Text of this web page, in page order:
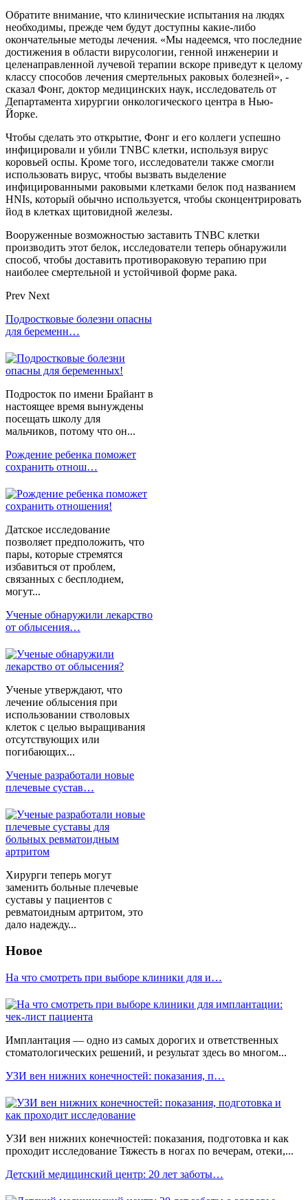
Обратите внимание, что клинические испытания на людях
необходимы, прежде чем будут доступны какие-либо
окончательные методы лечения. «Мы надеемся, что последние
достижения в области вирусологии, генной инженерии и
целенаправленной лучевой терапии вскоре приведут к целому
классу способов лечения смертельных раковых болезней», -
сказал Фонг, доктор медицинских наук, исследователь от
Департамента хирургии онкологического центра в Нью-
Йорке.
Чтобы сделать это открытие, Фонг и его коллеги успешно
инфицировали и убили TNBC клетки, используя вирус
коровьей оспы. Кроме того, исследователи также смогли
использовать вирус, чтобы вызвать выделение
инфицированными раковыми клетками белок под названием
HNIs, который обычно используется, чтобы сконцентрировать
йод в клетках щитовидной железы.
Вооруженные возможностью заставить TNBC клетки
производить этот белок, исследователи теперь обнаружили
способ, чтобы доставить противораковую терапию при
наиболее смертельной и устойчивой форме рака.
Prev Next
Подростковые болезни опасны
для беременн…
Подросток по имени Брайант в
настоящее время вынуждены
посещать школу для
мальчиков, потому что он...
Рождение ребенка поможет
сохранить отнош…
Датское исследование
позволяет предположить, что
пары, которые стремятся
избавиться от проблем,
связанных с бесплодием,
могут...
Ученые обнаружили лекарство
от облысения…
Ученые утверждают, что
лечение облысения при
использовании стволовых
клеток с целью выращивания
отсутствующих или
погибающих...
Ученые разработали новые
плечевые сустав…
Хирурги теперь могут
заменить больные плечевые
суставы у пациентов с
ревматоидным артритом, это
дало надежду...
Новое
На что смотреть при выборе клиники для и…
Имплантация — одно из самых дорогих и ответственных
стоматологических решений, и результат здесь во многом...
УЗИ вен нижних конечностей: показания, п…
УЗИ вен нижних конечностей: показания, подготовка и как
проходит исследование Тяжесть в ногах по вечерам, отеки,...
Детский медицинский центр: 20 лет заботы…